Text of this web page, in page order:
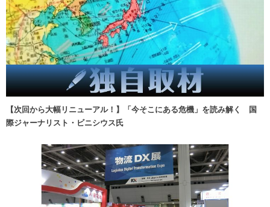
【次回から大幅リニューアル！】「今そこにある危機」を読み解く 国
際ジャーナリスト・ビニシウス氏